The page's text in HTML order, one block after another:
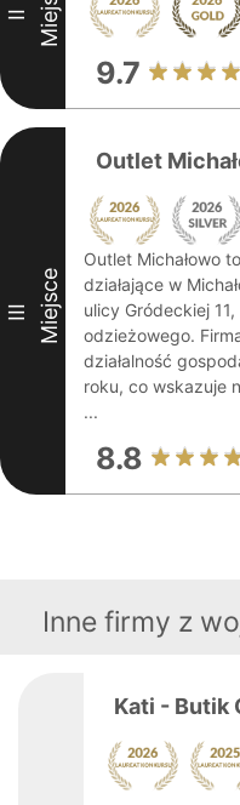
II
9.7
III Miejsce
Outlet
Outlet Michałowo
działające w
ulicy Gródeckiej
odzieżowego.
działalność
roku, co wskazuje
...
8.8
Inne firmy z
Kati - Butik